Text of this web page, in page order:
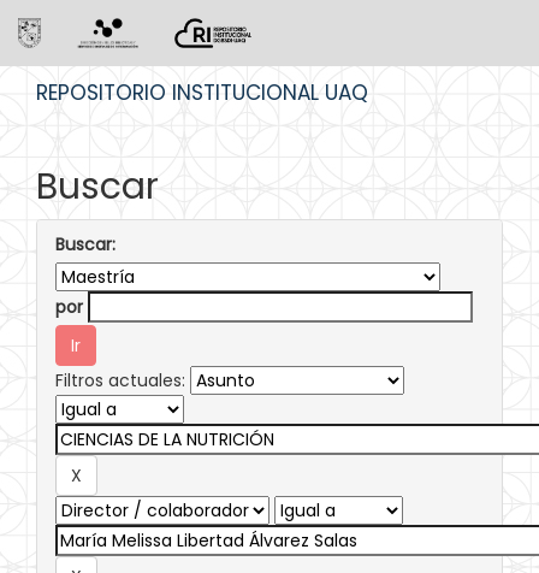
REPOSITORIO INSTITUCIONAL UAQ
Buscar
Buscar:
por
Filtros actuales: